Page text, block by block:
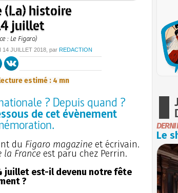
histoire
juillet
: Le Figaro)
14 JUILLET 2018 , par REDACTION
estimé : 4 mn
? Depuis quand ?
de cet évènement
du Figaro magazineet écrivain.
la Franceest paru chez Perrin.
juillet est-il devenu notre fête
?
Le